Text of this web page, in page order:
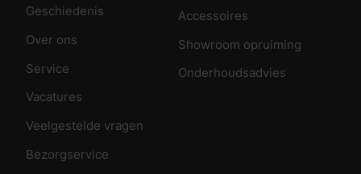
Geschiedenis
Over ons
Service
Vacatures
Veelgestelde vragen
Bezorgservice
Accessoires
Showroom opruiming
Onderhoudsadvies